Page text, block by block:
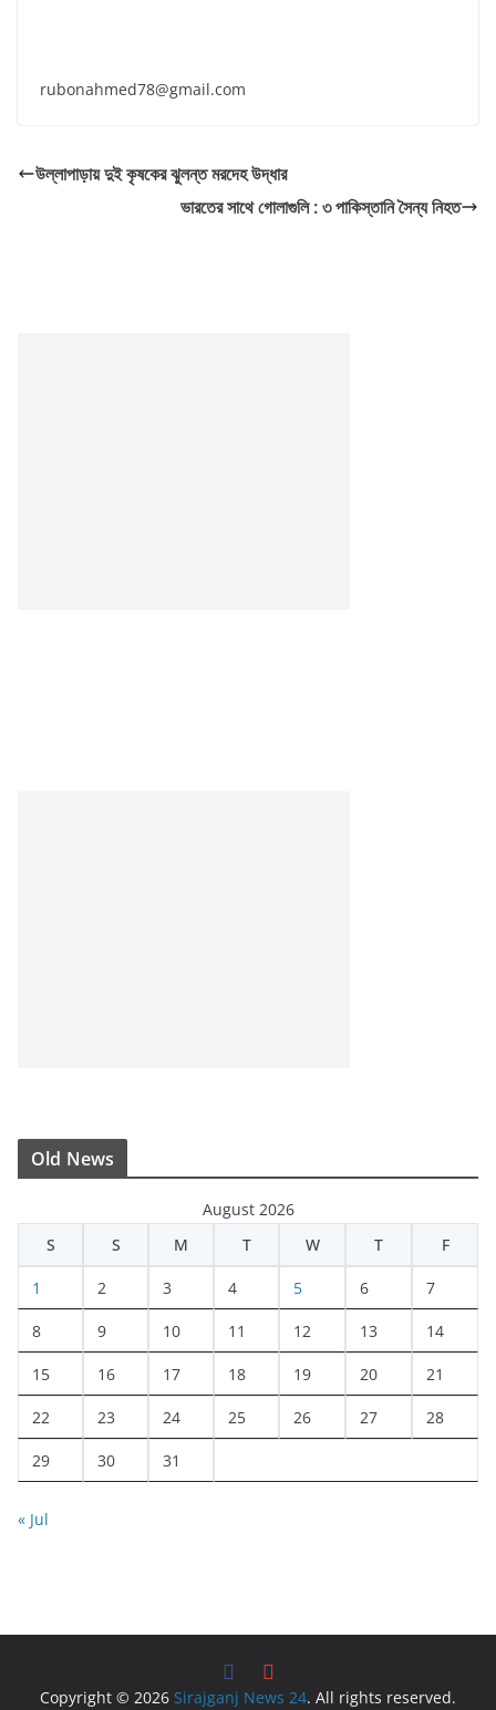
rubonahmed78@gmail.com
উল্লাপাড়ায় দুই কৃষকের ঝুলন্ত মরদেহ উদ্ধার
ভারতের সাথে গোলাগুলি : ৩ পাকিস্তানি সৈন্য নিহত
Old News
August 2026
S
S M T W T F
1 2 3 4 5 6 7
8 9 10 11 12 13 14
15 16 17 18 19 20 21
22 23 24 25 26 27 28
29 30 31
« Jul
Copyright © 2026 Sirajganj News 24. All rights reserved.